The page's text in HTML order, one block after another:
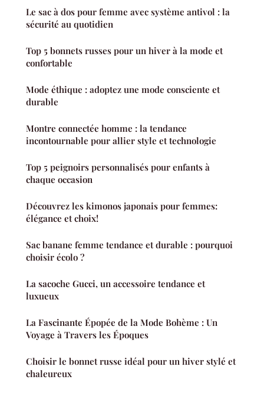
Le sac à dos pour femme avec système antivol : la
sécurité au quotidien
Top 5 bonnets russes pour un hiver à la mode et
confortable
Mode éthique : adoptez une mode consciente et
durable
Montre connectée homme : la tendance
incontournable pour allier style et technologie
Top 5 peignoirs personnalisés pour enfants à
chaque occasion
Découvrez les kimonos japonais pour femmes:
élégance et choix!
Sac banane femme tendance et durable : pourquoi
choisir écolo ?
La sacoche Gucci, un accessoire tendance et
luxueux
La Fascinante Épopée de la Mode Bohème : Un
Voyage à Travers les Époques
Choisir le bonnet russe idéal pour un hiver stylé et
chaleureux